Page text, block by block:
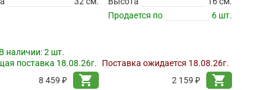
наличии:2 шт.
поставка 18.08.26г.
8 459 ₽
shopping_cart
Продается по
6 шт.
Поставка ожидается 18.08.26г.
2 159 ₽
shopping_cart